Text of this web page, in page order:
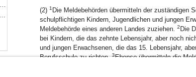
(2) 1 Die Meldebehörden übermitteln der zuständigen
schulpflichtigen Kindern, Jugendlichen und jungen
Meldebehörde eines anderen Landes zuziehen. 2 Die
bei Kindern, die das zehnte Lebensjahr, aber noch
und jungen Erwachsenen, die das 15. Lebensjahr,
Berufsschule zu richten.3Ebenso übermitteln die